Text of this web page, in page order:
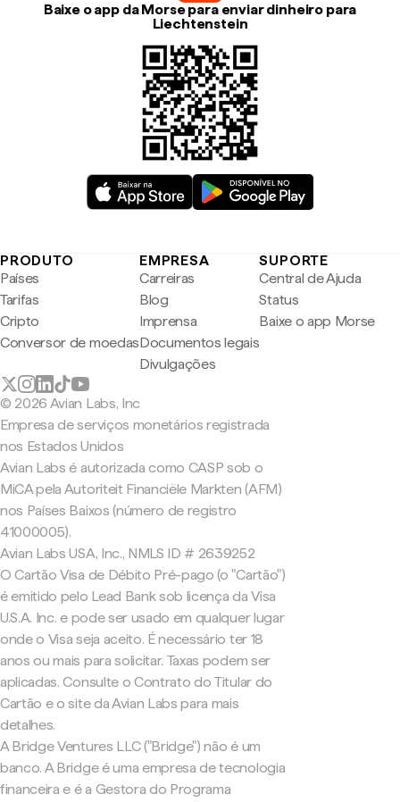
Baixe o app da Morse para enviar dinheiro para
Liechtenstein
PRODUTO
Países
Tarifas
Cripto
Conversor de moedas
EMPRESA
Carreiras
Blog
Imprensa
Documentos legais
Divulgações
SUPORTE
Central de Ajuda
Status
Baixe o app Morse
© 2026 Avian Labs, Inc
Empresa de serviços monetários registrada
nos Estados Unidos
Avian Labs é autorizada como CASP sob o
MiCA pela Autoriteit Financiële Markten (AFM)
nos Países Baixos (número de registro
41000005).
Avian Labs USA, Inc., NMLS ID # 2639252
O Cartão Visa de Débito Pré-pago (o "Cartão")
é emitido pelo Lead Bank sob licença da Visa
U.S.A. Inc. e pode ser usado em qualquer lugar
onde o Visa seja aceito. É necessário ter 18
anos ou mais para solicitar. Taxas podem ser
aplicadas. Consulte o Contrato do Titular do
Cartão e o site da Avian Labs para mais
detalhes.
A Bridge Ventures LLC ("Bridge") não é um
banco. A Bridge é uma empresa de tecnologia
financeira e é a Gestora do Programa